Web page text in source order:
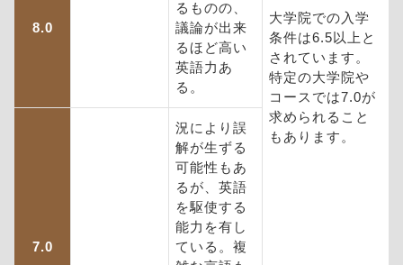
大学院での入学
条件は6.5以上と
されています。
特定の大学院や
コースでは7.0が
求められること
もあります。
8.0
るものの、
議論が出来
るほど高い
英語力あ
る。
7.0
況により誤
解が生ずる
可能性もあ
るが、英語
を駆使する
能力を有し
ている。複